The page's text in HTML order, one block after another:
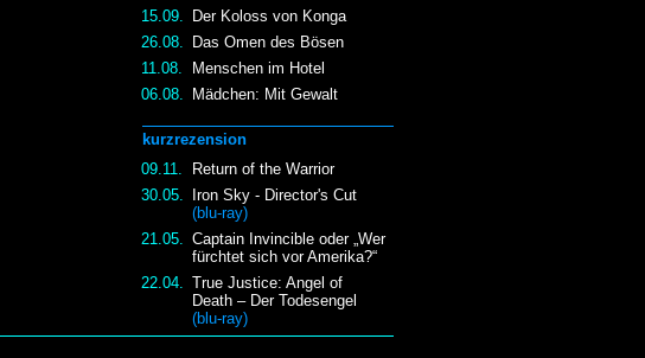
15.09.
Der Koloss von Konga
26.08.
Das Omen des Bösen
11.08.
Menschen im Hotel
06.08.
Mädchen: Mit Gewalt
kurzrezension
09.11.
Return of the Warrior
30.05.
Iron Sky - Director's Cut
(blu-ray)
21.05.
Captain Invincible oder „Wer
fürchtet sich vor Amerika?“
22.04.
True Justice: Angel of
Death – Der Todesengel
(blu-ray)